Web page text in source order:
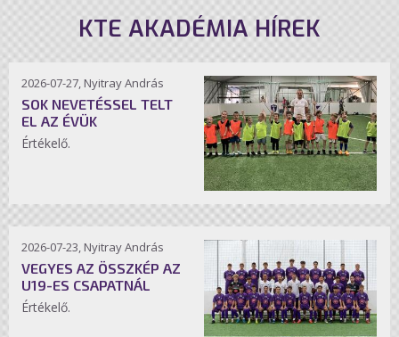
KTE AKADÉMIA HÍREK
2026-07-27, Nyitray András
SOK NEVETÉSSEL TELT
EL AZ ÉVÜK
Értékelő.
2026-07-23, Nyitray András
VEGYES AZ ÖSSZKÉP AZ
U19-ES CSAPATNÁL
Értékelő.